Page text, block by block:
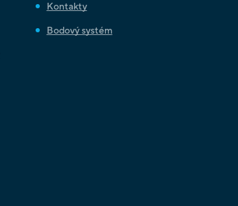
Kontakty
Bodový systém